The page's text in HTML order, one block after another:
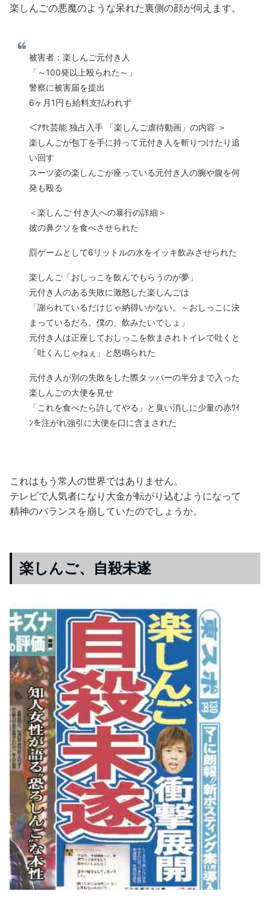
楽しんごの悪魔のような呆れた裏側の顔が伺えます。
被害者：楽しんご元付き人
「～100発以上殴られた～」
警察に被害届を提出
6ヶ月1円も給料支払われず
＜ｱｻﾋ芸能 独占入手 「楽しんご虐待動画」の内容 ＞
楽しんごが包丁を手に持って元付き人を斬りつけたり追
い回す
スーツ姿の楽しんごが座っている元付き人の腕や腹を何
発も殴る
＜楽しんご 付き人への暴行の詳細＞
彼の鼻クソを食べさせられた
罰ゲームとして6リットルの水をイッキ飲みさせられた
楽しんご「おしっこを飲んでもらうのが夢」
元付き人のある失敗に激怒した楽しんごは
「謝られているだけじゃ納得いかない。～おしっこに決
まっているだろ。僕の、飲みたいでしょ」
元付き人は正座しておしっこを飲まされトイレで吐くと
「吐くんじゃねぇ」と怒鳴られた
元付き人が別の失敗をした際タッパーの半分まで入った
楽しんごの大便を見せ
「これを食べたら許してやる」と臭い消しに少量の赤ﾜｲ
ﾝを注がれ強引に大便を口に含まされた
これはもう常人の世界ではありません。
テレビで人気者になり大金が転がり込むようになって
精神のバランスを崩していたのでしょうか。
楽しんご、自殺未遂